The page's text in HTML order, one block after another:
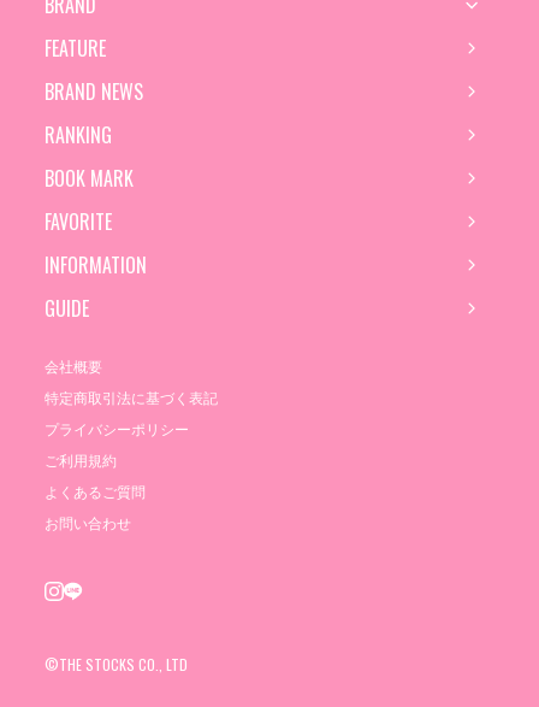
FEATURE
BRAND NEWS
RANKING
BOOK MARK
FAVORITE
INFORMATION
GUIDE
会社概要
特定商取引法に基づく表記
プライバシーポリシー
ご利用規約
よくあるご質問
お問い合わせ
©THE STOCKS CO., LTD